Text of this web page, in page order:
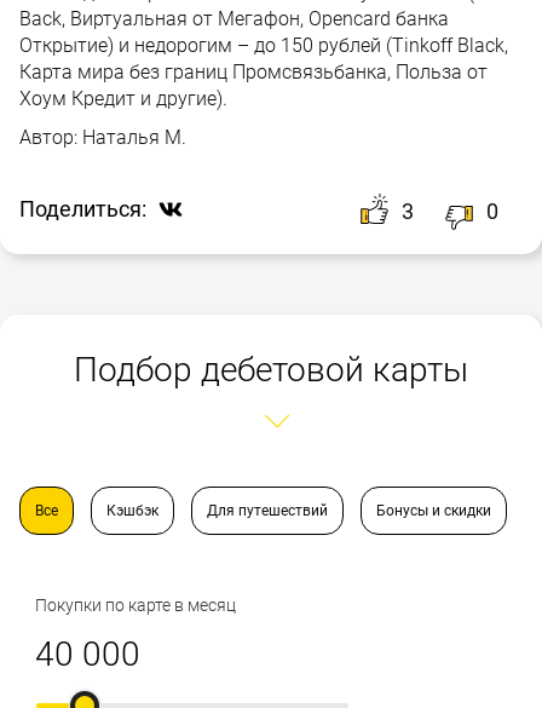
Back, Виртуальная от Мегафон, Opencard банка
Открытие) и недорогим – до 150 рублей (Tinkoff Black,
Карта мира без границ Промсвязьбанка, Польза от
Хоум Кредит и другие).
Автор: Наталья М.
Поделиться: 3 0
Подбор дебетовой карты
Все Кэшбэк Для путешествий Бонусы и скидки
Покупки по карте в месяц